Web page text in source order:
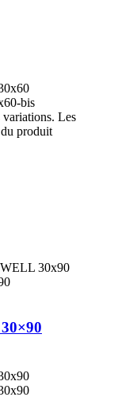
Les
produit